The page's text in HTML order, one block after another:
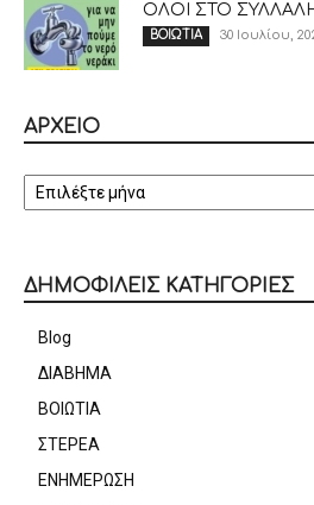
ΟΛΟΙ ΣΤΟ
ΒΟΙΩΤΙΑ 30 Ιουλίου,
ΑΡΧΕΙΟ
ΑΡΧΕΙΟ
ΔΗΜΟΦΙΛΕΙΣ ΚΑΤΗΓΟΡΙΕΣ
Blog
ΔΙΑΒΗΜΑ
ΒΟΙΩΤΙΑ
ΣΤΕΡΕΑ
ΕΝΗΜΕΡΩΣΗ